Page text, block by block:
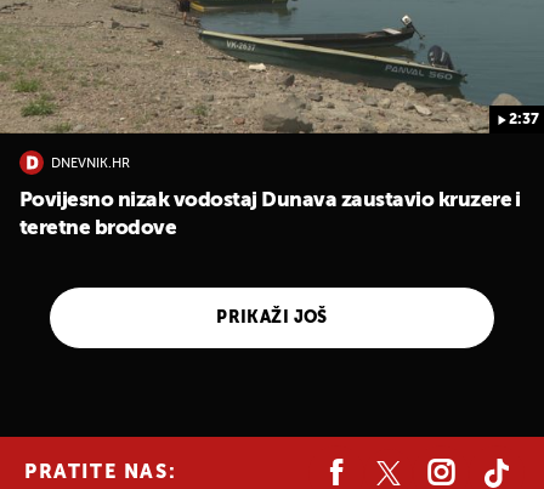
2:37
DNEVNIK.HR
Povijesno nizak vodostaj Dunava zaustavio kruzere i
teretne brodove
PRIKAŽI JOŠ
PRATITE NAS: